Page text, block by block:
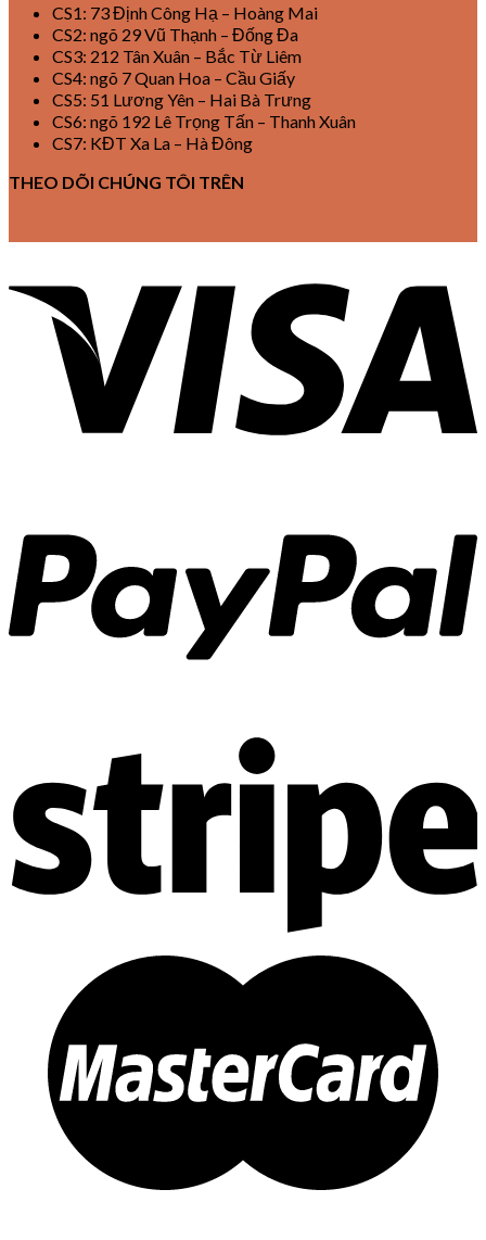
CS1: 73 Định Công Hạ – Hoàng Mai
CS2: ngõ 29 Vũ Thạnh – Đống Đa
CS3: 212 Tân Xuân – Bắc Từ Liêm
CS4: ngõ 7 Quan Hoa – Cầu Giấy
CS5: 51 Lương Yên – Hai Bà Trưng
CS6: ngõ 192 Lê Trọng Tấn – Thanh Xuân
CS7: KĐT Xa La – Hà Đông
THEO DÕI CHÚNG TÔI TRÊN